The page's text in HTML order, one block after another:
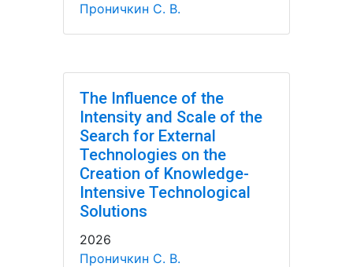
Проничкин С. В.
The Influence of the
Intensity and Scale of the
Search for External
Technologies on the
Creation of Knowledge-
Intensive Technological
Solutions
2026
Проничкин С. В.